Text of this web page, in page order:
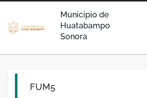
Municipio de
Huatabampo
Sonora
FUM5